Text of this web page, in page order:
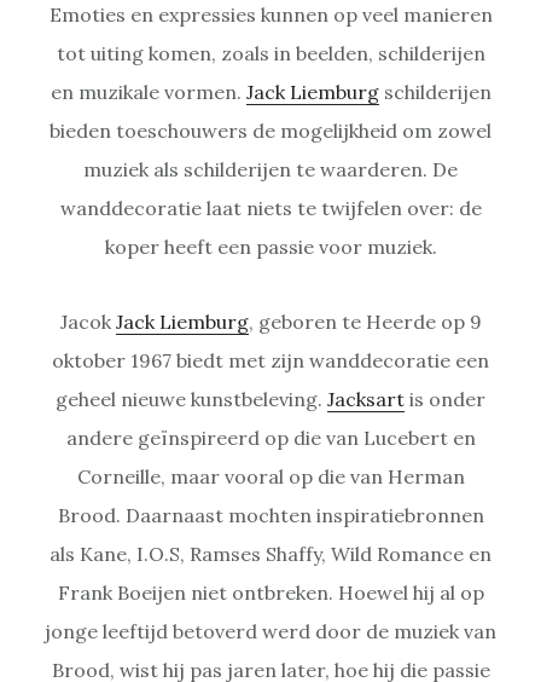
Emoties en expressies kunnen op veel manieren
tot uiting komen, zoals in beelden, schilderijen
en muzikale vormen. Jack Liemburgschilderijen
bieden toeschouwers de mogelijkheid om zowel
muziek als schilderijen te waarderen. De
wanddecoratie laat niets te twijfelen over: de
koper heeft een passie voor muziek.
Jacok Jack Liemburg, geboren te Heerde op 9
oktober 1967 biedt met zijn wanddecoratie een
geheel nieuwe kunstbeleving. Jacksart is onder
andere geïnspireerd op die van Lucebert en
Corneille, maar vooral op die van Herman
Brood. Daarnaast mochten inspiratiebronnen
als Kane, I.O.S, Ramses Shaffy, Wild Romance en
Frank Boeijen niet ontbreken. Hoewel hij al op
jonge leeftijd betoverd werd door de muziek van
Brood, wist hij pas jaren later, hoe hij die passie